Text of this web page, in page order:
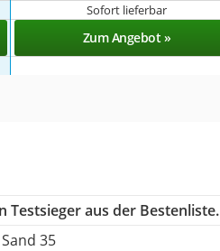
Sofort lieferbar
Zum Angebot »
Testsieger aus der Bestenliste.
35